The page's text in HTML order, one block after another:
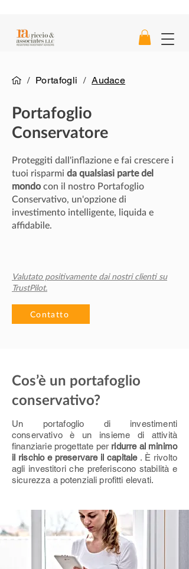
/ Portafogli / Audace
Portafoglio
Conservatore
Proteggiti dall'inflazione e fai crescere i
tuoi risparmi da qualsiasi parte del
mondo con il nostro Portafoglio
Conservativo, un'opzione di
investimento intelligente, liquida e
affidabile.
Valutato positivamente dai nostri clienti su
TrustPilot.
Contatto
Cos’è un portafoglio
conservativo?
Un portafoglio di investimenti
conservativo è un insieme di attività
finanziarie progettate per ridurre al minimo
il rischio e preservare il capitale. È rivolto
agli investitori che preferiscono stabilità e
sicurezza a potenziali profitti elevati.